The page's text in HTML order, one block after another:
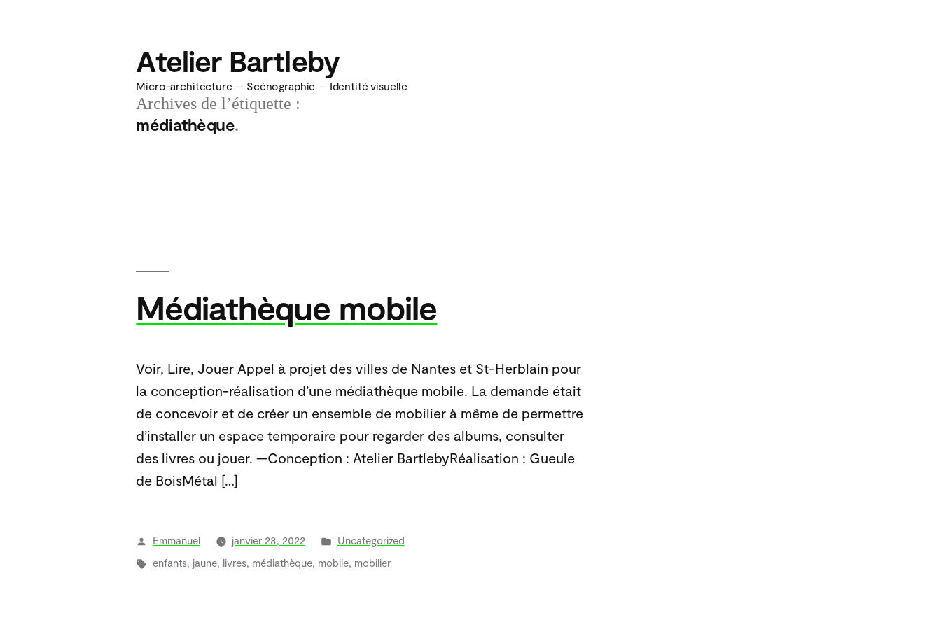
Atelier Bartleby
Micro-architecture — Scénographie — Identité visuelle
Archives de l’étiquette :
médiathèque
Médiathèque mobile
Voir, Lire, Jouer Appel à projet des villes de Nantes et St-Herblain pour
la conception-réalisation d’une médiathèque mobile. La demande était
de concevoir et de créer un ensemble de mobilier à même de permettre
d’installer un espace temporaire pour regarder des albums, consulter
des livres ou jouer. —Conception : Atelier BartlebyRéalisation : Gueule
de BoisMétal […]
Publié
par
Emmanuel janvier 28, 2022
Publié
dans
Uncategorized
Étiquettes :
enfants, jaune, livres, médiathèque, mobile, mobilier